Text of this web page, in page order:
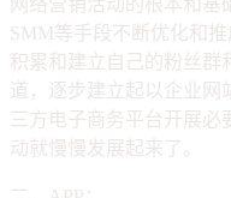
网络营销活动的根本和基
SMM等手段不断优化和
积累和建立自己的粉丝群
道，逐步建立起以企业网
三方电子商务平台开展必
动就慢慢发展起来了。